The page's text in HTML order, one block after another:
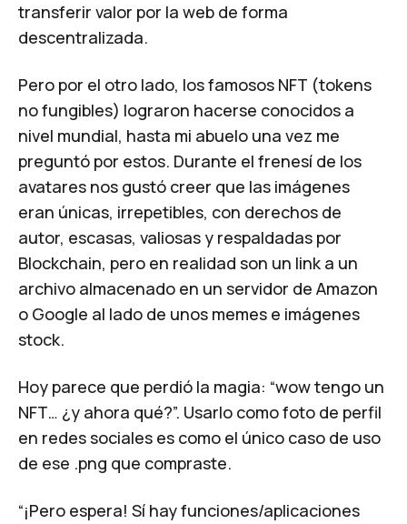
transferir valor por la web de forma
descentralizada.
Pero por el otro lado, los famosos NFT (tokens
no fungibles) lograron hacerse conocidos a
nivel mundial, hasta mi abuelo una vez me
preguntó por estos. Durante el frenesí de los
avatares nos gustó creer que las imágenes
eran únicas, irrepetibles, con derechos de
autor, escasas, valiosas y respaldadas por
Blockchain, pero en realidad son un link a un
archivo almacenado en un servidor de Amazon
o Google al lado de unos memes e imágenes
stock.
Hoy parece que perdió la magia: “wow tengo un
NFT… ¿y ahora qué?”. Usarlo como foto de perfil
en redes sociales es como el único caso de uso
de ese .png que compraste.
“¡Pero espera! Sí hay funciones/aplicaciones